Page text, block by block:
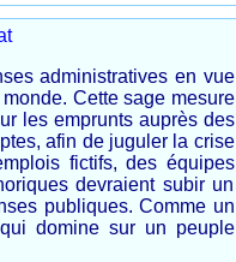
administratives en vue
Cette sage mesure
les emprunts auprès des
afin de juguler la crise
fictifs, des équipes
devraient subir un
publiques. Comme un
domine sur un peuple